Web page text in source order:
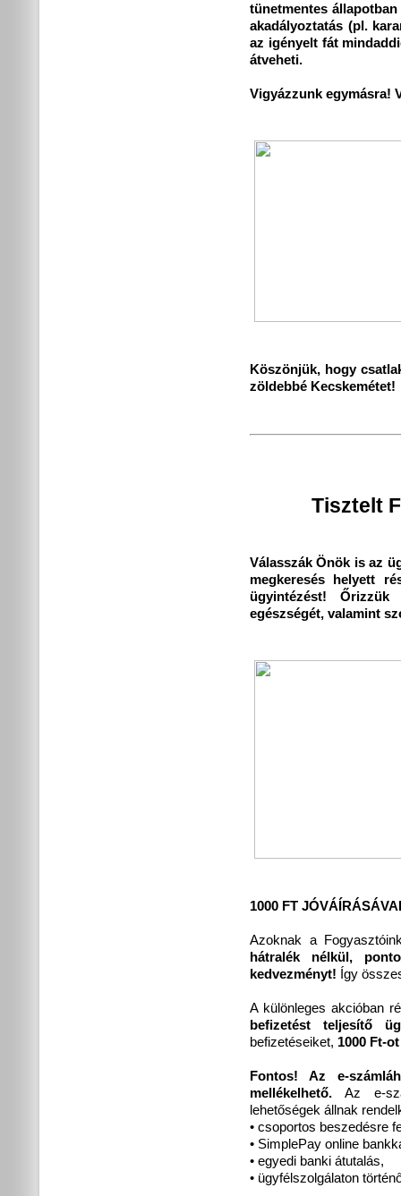
tünetmentes
akadályoztatás (pl.
az igényelt fát
átveheti.
Vigyázzunk egymásra!
Köszönjük, hogy
zöldebbé Kecskemétet!
Tisztelt
Válasszák Önök is az
megkeresés helyett
ügyintézést!
egészségét, valamint
1000 FT
Azoknak a
hátralék nélkül,
kedvezményt! Így
A különleges akcióban
befizetést teljesítő
befizetéseiket, 1000 Ft-
Fontos! Az e-
mellékelhető. Az e-
lehetőségek állnak
• csoportos beszedésre
• SimplePay online
• egyedi banki átutalás,
• ügyfélszolgálaton